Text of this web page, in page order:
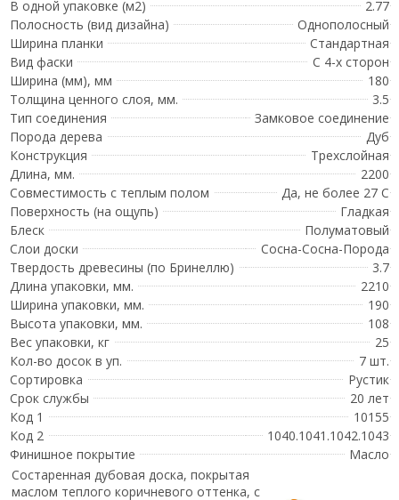
В одной упаковке (м2)
2.77
Полосность (вид дизайна)
Однополосный
Ширина планки
Стандартная
Вид фаски
С 4-х сторон
Ширина (мм), мм
180
Толщина ценного слоя, мм.
3.5
Тип соединения
Замковое соединение
Порода дерева
Дуб
Конструкция
Трехслойная
Длина, мм.
2200
Совместимость с теплым полом
Да, не более 27 С
Поверхность (на ощупь)
Гладкая
Блеск
Полуматовый
Слои доски
Сосна-Сосна-Порода
Твердость древесины (по Бринеллю)
3.7
Длина упаковки, мм.
2210
Ширина упаковки, мм.
190
Высота упаковки, мм.
108
Вес упаковки, кг
25
Кол-во досок в уп.
7 шт.
Сортировка
Рустик
Срок службы
20 лет
Код 1
10155
Код 2
1040.1041.1042.1043
Финишное покрытие
Масло
Состаренная дубовая доска, покрытая
маслом теплого коричневого оттенка, с